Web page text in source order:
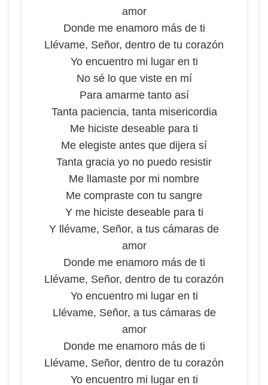
amor
Donde me enamoro más de ti
Llévame, Señor, dentro de tu corazón
Yo encuentro mi lugar en ti
No sé lo que viste en mí
Para amarme tanto así
Tanta paciencia, tanta misericordia
Me hiciste deseable para ti
Me elegiste antes que dijera sí
Tanta gracia yo no puedo resistir
Me llamaste por mi nombre
Me compraste con tu sangre
Y me hiciste deseable para ti
Y llévame, Señor, a tus cámaras de
amor
Donde me enamoro más de ti
Llévame, Señor, dentro de tu corazón
Yo encuentro mi lugar en ti
Llévame, Señor, a tus cámaras de
amor
Donde me enamoro más de ti
Llévame, Señor, dentro de tu corazón
Yo encuentro mi lugar en ti